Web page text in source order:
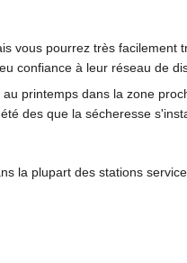
vous pourrez très
confiance à leur réseau de
printemps dans la zone
des que la sécheresse
la plupart des stations